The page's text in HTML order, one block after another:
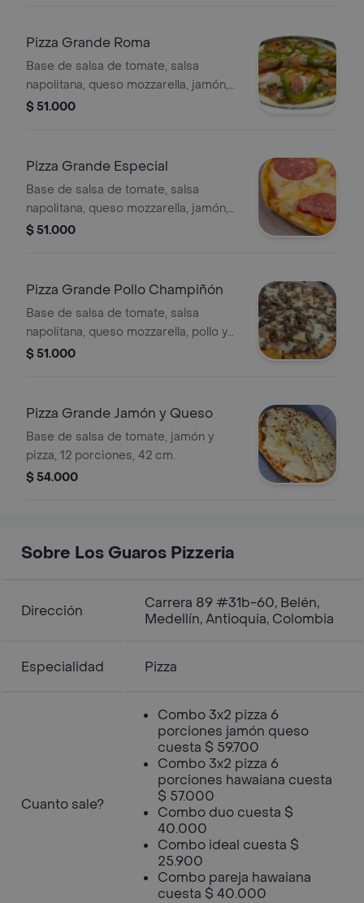
Pizza Grande Roma
Base de salsa de tomate, salsa
napolitana, queso mozzarella, jamón,
pepperoni, pimentón y champiñones,
$ 51.000
Pizza Grande Especial
Base de salsa de tomate, salsa
napolitana, queso mozzarella, jamón,
salami y pepperoni, 12 porciones, 42
$ 51.000
Pizza Grande Pollo Champiñón
Base de salsa de tomate, salsa
napolitana, queso mozzarella, pollo y
champiñones, 12 porciones, 42 cm.
$ 51.000
Pizza Grande Jamón y Queso
Base de salsa de tomate, jamón y
pizza, 12 porciones, 42 cm.
$ 54.000
Sobre Los Guaros Pizzeria
Dirección
Carrera 89 #31b-60, Belén,
Medellín, Antioquia, Colombia
Especialidad Pizza
Cuanto sale?
Combo 3x2 pizza 6
porciones jamón queso
cuesta $ 59.700
Combo 3x2 pizza 6
porciones hawaiana cuesta
$ 57.000
Combo duo cuesta $
40.000
Combo ideal cuesta $
25.900
Combo pareja hawaiana
cuesta $ 40.000